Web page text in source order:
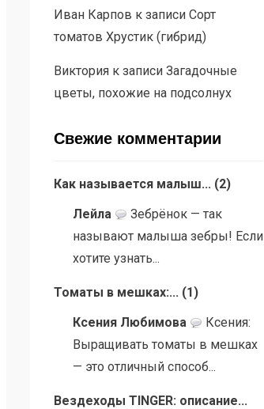
Иван Карпов к записи Сорт
томатов Хрустик (гибрид)
Викторияк записи Загадочные
цветы, похожие на подсолнух
Свежие комментарии
Как называется малыш... (2)
Лейла
Зебрёнок — так
называют малыша зебры! Если
хотите узнать...
Томаты в мешках:... (1)
Ксения Любимова
Ксения:
Выращивать томаты в мешках
— это отличный способ...
Вездеходы TINGER: описание...